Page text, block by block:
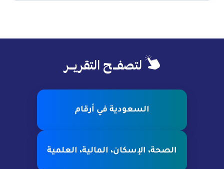
لتصفــح التقريــر
السعودية في أرقام
الصحة، الإسكان، المالية، العلمية